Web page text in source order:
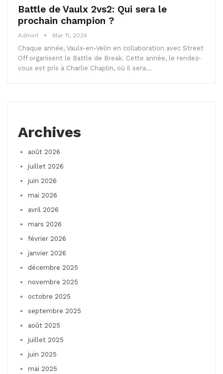
Battle de Vaulx 2vs2: Qui sera le
prochain champion ?
Admin1 Mar 11, 2024
Chaque année, Vaulx-en-Velin en collaboration avec Street
Off organisent le Battle de Break. Cette année, le rendez-
vous est pris à Charlie Chaplin, où il sera…
Archives
août 2026
juillet 2026
juin 2026
mai 2026
avril 2026
mars 2026
février 2026
janvier 2026
décembre 2025
novembre 2025
octobre 2025
septembre 2025
août 2025
juillet 2025
juin 2025
mai 2025